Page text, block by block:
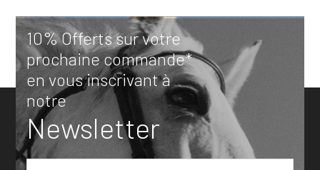
10% Offerts sur votre
prochaine commande*
en vous inscrivant à
notre
Newsletter